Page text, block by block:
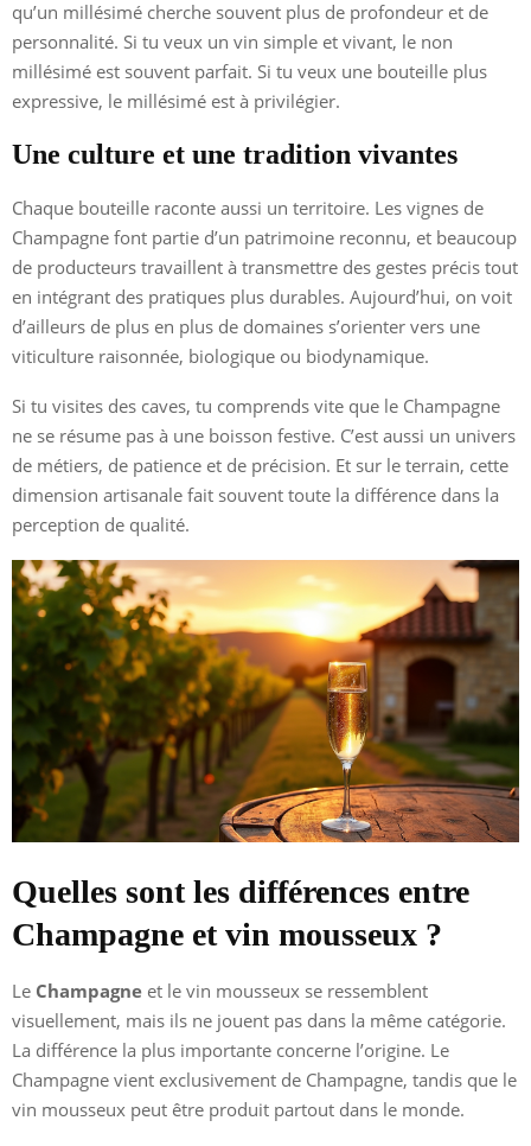
qu’un millésimé cherche souvent plus de profondeur et de
personnalité. Si tu veux un vin simple et vivant, le non
millésimé est souvent parfait. Si tu veux une bouteille plus
expressive, le millésimé est à privilégier.
Une culture et une tradition vivantes
Chaque bouteille raconte aussi un territoire. Les vignes de
Champagne font partie d’un patrimoine reconnu, et beaucoup
de producteurs travaillent à transmettre des gestes précis tout
en intégrant des pratiques plus durables. Aujourd’hui, on voit
d’ailleurs de plus en plus de domaines s’orienter vers une
viticulture raisonnée, biologique ou biodynamique.
Si tu visites des caves, tu comprends vite que le Champagne
ne se résume pas à une boisson festive. C’est aussi un univers
de métiers, de patience et de précision. Et sur le terrain, cette
dimension artisanale fait souvent toute la différence dans la
perception de qualité.
Quelles sont les différences entre
Champagne et vin mousseux ?
Le Champagne et le vin mousseux se ressemblent
visuellement, mais ils ne jouent pas dans la même catégorie.
La différence la plus importante concerne l’origine. Le
Champagne vient exclusivement de Champagne, tandis que le
vin mousseux peut être produit partout dans le monde.